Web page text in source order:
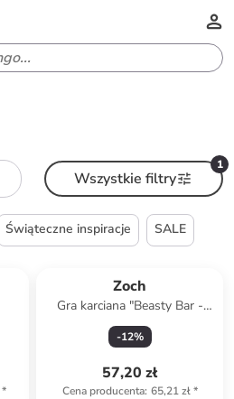
1
Wszystkie filtry
Świąteczne inspiracje SALE
*
Zoch
Gra karciana "Beasty Bar -
Down Under" - 8+
-12%
57,20 zł
Cena producenta: 65,21 zł*